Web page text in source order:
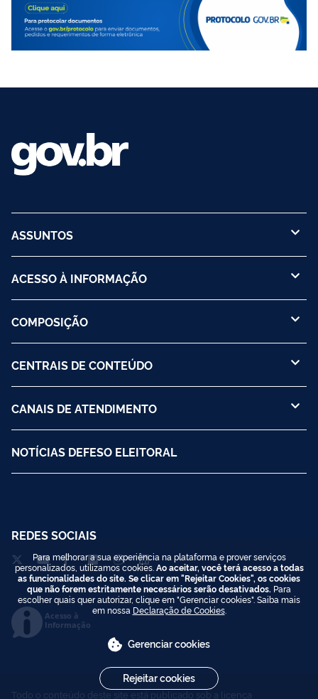
ASSUNTOS
ACESSO À INFORMAÇÃO
CANAIS DE ATENDIMENTO
REDES SOCIAIS
Para melhorar a sua experiência na plataforma e prover serviços
personalizados, utilizamos cookies. Ao aceitar, você terá acesso a todas
as funcionalidades do site. Se clicar em "Rejeitar Cookies", os cookies
que não forem estritamente necessários serão desativados. Para
escolher quais quer autorizar, clique em "Gerenciar cookies". Saiba mais
em nossa Declaração de Cookies.
Gerenciar cookies
Rejeitar cookies